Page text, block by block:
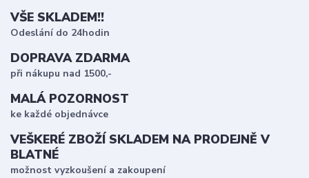
VŠE SKLADEM!!
Odeslání do 24hodin
DOPRAVA ZDARMA
při nákupu nad 1500,-
MALÁ POZORNOST
ke každé objednávce
VEŠKERÉ ZBOŽÍ SKLADEM NA PRODEJNĚ V
BLATNÉ
možnost vyzkoušení a zakoupení